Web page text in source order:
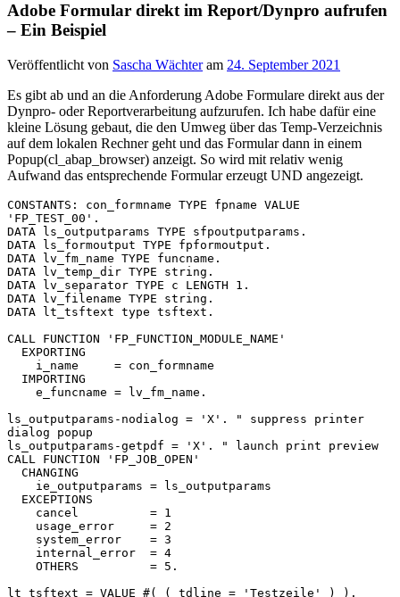
Adobe Formular direkt im Report/Dynpro aufrufen
– Ein Beispiel
Veröffentlicht von Sascha Wächteram 24. September 2021
Es gibt ab und an die Anforderung Adobe Formulare direkt aus der
Dynpro- oder Reportverarbeitung aufzurufen. Ich habe dafür eine
kleine Lösung gebaut, die den Umweg über das Temp-Verzeichnis
auf dem lokalen Rechner geht und das Formular dann in einem
Popup(cl_abap_browser) anzeigt. So wird mit relativ wenig
Aufwand das entsprechende Formular erzeugt UND angezeigt.
CONSTANTS: con_formname TYPE fpname VALUE
'FP_TEST_00'.
DATA ls_outputparams TYPE sfpoutputparams.
DATA ls_formoutput TYPE fpformoutput.
DATA lv_fm_name TYPE funcname.
DATA lv_temp_dir TYPE string.
DATA lv_separator TYPE c LENGTH 1.
DATA lv_filename TYPE string.
DATA lt_tsftext type tsftext.
CALL FUNCTION 'FP_FUNCTION_MODULE_NAME'
ls_outputparams-nodialog = 'X'. " suppress printer
dialog popup
ls_outputparams-getpdf = 'X'. " launch print preview
CALL FUNCTION 'FP_JOB_OPEN'
lt_tsftext = VALUE #( ( tdline = 'Testzeile' ) ).